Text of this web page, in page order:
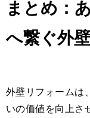
まとめ：
へ繋ぐ外
外壁リフォームは
いの価値を向上さ